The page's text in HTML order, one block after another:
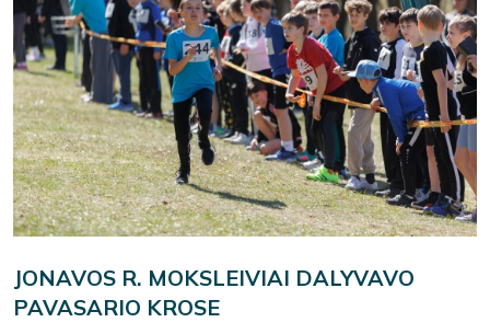
JONAVOS R. MOKSLEIVIAI DALYVAVO
PAVASARIO KROSE